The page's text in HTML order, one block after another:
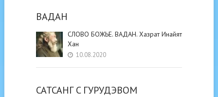
ВАДАН
СЛОВО БОЖЬЕ. ВАДАН. Хазрат Инайят
Хан
10.08.2020
САТСАНГ C ГУРУДЭВОМ